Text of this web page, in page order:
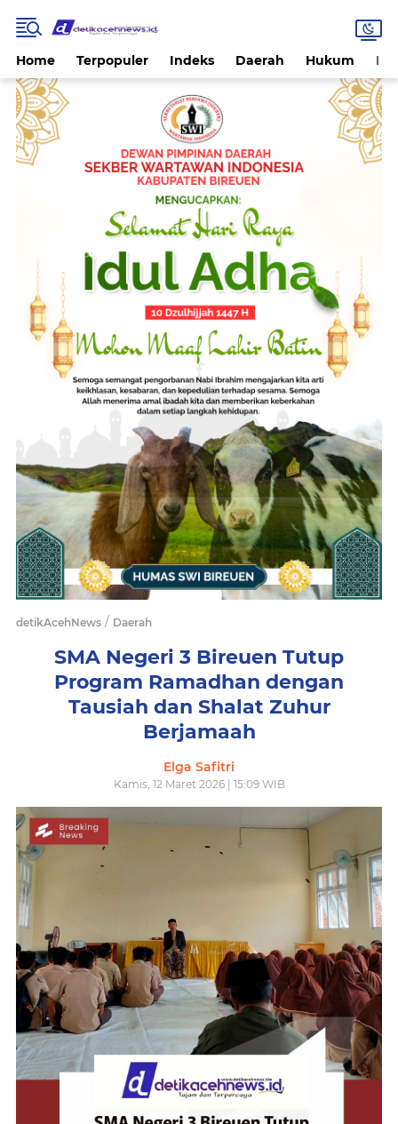
Home Terpopuler Indeks Daerah Hukum
detikAcehNews / Daerah
SMA Negeri 3 Bireuen Tutup
Program Ramadhan dengan
Tausiah dan Shalat Zuhur
Berjamaah
Elga Safitri
Kamis, 12 Maret 2026 | 15:09 WIB